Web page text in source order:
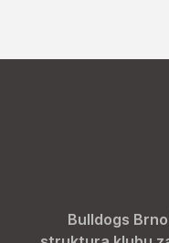
Bulldogs